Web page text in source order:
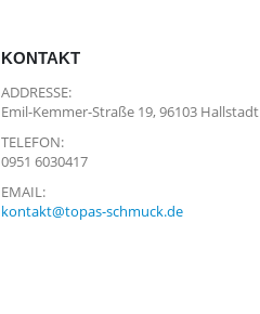
KONTAKT
ADDRESSE:
Emil-Kemmer-Straße 19, 96103 Hallstadt
TELEFON:
0951 6030417
EMAIL:
kontakt@topas-schmuck.de